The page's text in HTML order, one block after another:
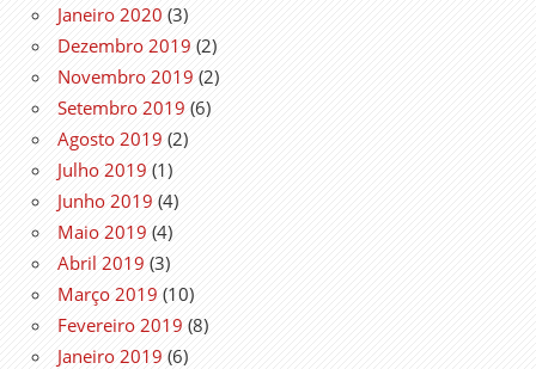
Janeiro 2020 (3)
Dezembro 2019 (2)
Novembro 2019 (2)
Setembro 2019 (6)
Agosto 2019 (2)
Julho 2019 (1)
Junho 2019 (4)
Maio 2019 (4)
Abril 2019 (3)
Março 2019 (10)
Fevereiro 2019 (8)
Janeiro 2019 (6)